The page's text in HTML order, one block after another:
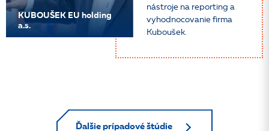
KUBOUŠEK EU holding
a.s.
nástroje na reporting a
vyhodnocovanie firma
Kuboušek.
Ďalšie prípadové štúdie